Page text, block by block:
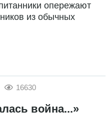
опережают
из обычных
16630
война...»